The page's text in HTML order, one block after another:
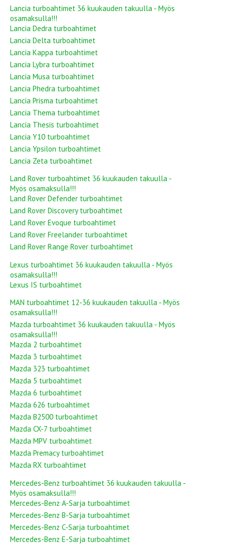
Lancia turboahtimet 36 kuukauden takuulla - Myös
osamaksulla!!!
Lancia Dedra turboahtimet
Lancia Delta turboahtimet
Lancia Kappa turboahtimet
Lancia Lybra turboahtimet
Lancia Musa turboahtimet
Lancia Phedra turboahtimet
Lancia Prisma turboahtimet
Lancia Thema turboahtimet
Lancia Thesis turboahtimet
Lancia Y10 turboahtimet
Lancia Ypsilon turboahtimet
Lancia Zeta turboahtimet
Land Rover turboahtimet 36 kuukauden takuulla -
Myös osamaksulla!!!
Land Rover Defender turboahtimet
Land Rover Discovery turboahtimet
Land Rover Evoque turboahtimet
Land Rover Freelander turboahtimet
Land Rover Range Rover turboahtimet
Lexus turboahtimet 36 kuukauden takuulla - Myös
osamaksulla!!!
Lexus IS turboahtimet
MAN turboahtimet 12-36 kuukauden takuulla - Myös
osamaksulla!!!
Mazda turboahtimet 36 kuukauden takuulla - Myös
osamaksulla!!!
Mazda 2 turboahtimet
Mazda 3 turboahtimet
Mazda 323 turboahtimet
Mazda 5 turboahtimet
Mazda 6 turboahtimet
Mazda 626 turboahtimet
Mazda B2500 turboahtimet
Mazda CX-7 turboahtimet
Mazda MPV turboahtimet
Mazda Premacy turboahtimet
Mazda RX turboahtimet
Mercedes-Benz turboahtimet 36 kuukauden takuulla -
Myös osamaksulla!!!
Mercedes-Benz A-Sarja turboahtimet
Mercedes-Benz B-Sarja turboahtimet
Mercedes-Benz C-Sarja turboahtimet
Mercedes-Benz E-Sarja turboahtimet